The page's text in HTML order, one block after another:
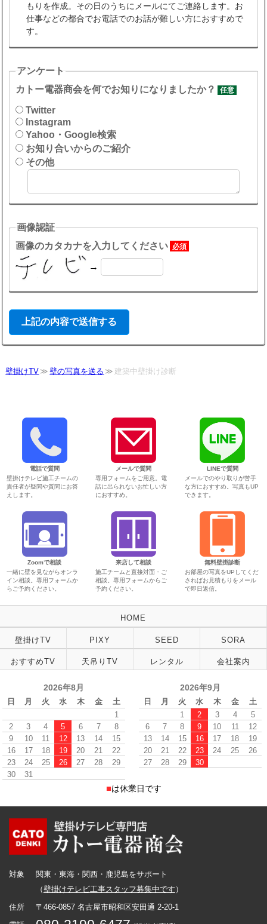
もりを作成。その日のうちにメールにてご連絡します。お
仕事などの都合でお電話でのお話が難しい方におすすめで
す。
アンケート
カトー電器商会を何でお知りになりましたか？
任意
Twitter
Instagram
Yahoo・Google検索
お知り合いからのご紹介
その他
画像認証
画像のカタカナを入力してください 必須
→
壁掛けTV 壁の写真を送る 建築中壁掛け診断
電話で質問
壁掛けテレビ施工チームの
責任者が疑問や質問にお答
えします。
メールで質問
専用フォームをご用意。電
話に出られないお忙しい方
におすすめ。
LINEで質問
メールでのやり取りが苦手
な方におすすめ。写真もUP
できます。
Zoomで相談
一緒に壁を見ながらオンラ
イン相談。専用フォームか
らご予約ください。
来店して相談
施工チームと直接対面・ご
相談。専用フォームからご
予約ください。
無料壁掛診断
お部屋の写真をUPしてくだ
さればお見積もりをメール
で即日返信。
HOME
壁掛けTV PIXY SEED SORA
おすすめTV 天吊りTV レンタル 会社案内
2026年8月
日 月 火 水 木 金
土
1
2
3 4 5 6 7
8
9
10 11 12 13 14
15
16
17 18 19 20 21
22
23
24 25 26 27 28
29
30
31
2026年9月
日 月 火 水 木 金
土
1
2 3 4
5
6
7 8 9 10 11
12
13
14 15 16 17 18
19
20
21 22 23 24 25
26
27
28 29 30
■は休業日です
対象
関東・東海・関西・鹿児島をサポート
（壁掛けテレビ工事スタッフ募集中です ）
住所
〒466-0857 名古屋市昭和区安田通 2-20-1